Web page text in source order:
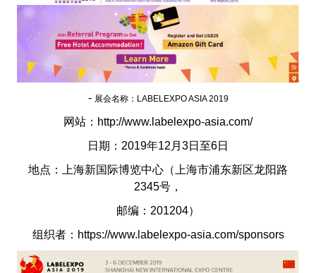
- 展会名称：LABELEXPO ASIA 2019
网站：http://www.labelexpo-asia.com/
日期：2019年12月3日至6日
地点：上海新国际博览中心（上海市浦东新区龙阳路
2345号，
邮编：201204）
组织者：https://www.labelexpo-asia.com/sponsors